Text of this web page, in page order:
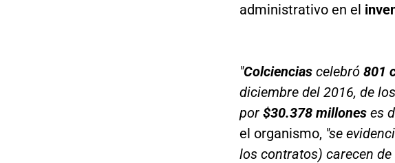
administrativo en el
"Colcienciascelebró801
diciembre del 2016, de
por$30.378 milloneses
el organismo, "se
los contratos) carecen